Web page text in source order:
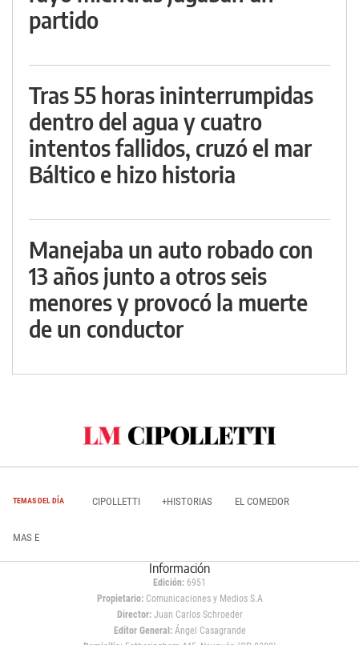
partido
Tras 55 horas ininterrumpidas
dentro del agua y cuatro
intentos fallidos, cruzó el mar
Báltico e hizo historia
Manejaba un auto robado con
13 años junto a otros seis
menores y provocó la muerte
de un conductor
TEMAS DEL DÍA CIPOLLETTI +HISTORIAS EL COMEDOR
MAS E
Información
Edición: 6951
Propietario:Comunicaciones y Medios S.A
Director: Juan Carlos Schroeder
Editor General:Ángel Casagrande